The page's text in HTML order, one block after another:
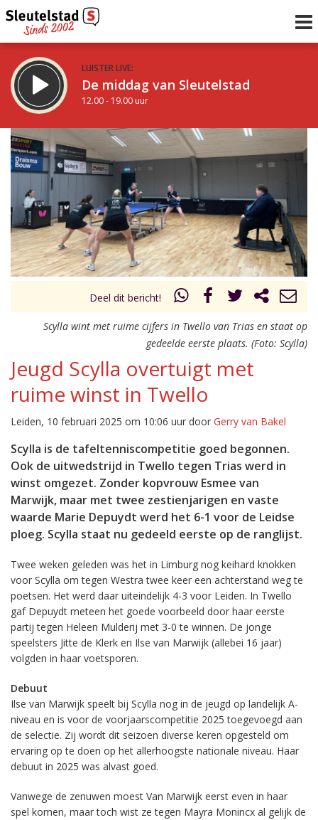
LUISTER LIVE:
De middag van Sleutelstad
12.00 - 19.00 uur
STRAKS:
De avond van Sleutelstad
19.00 - 22.00 uur
Vorig uur
Inklappen
Deel dit bericht!
Scylla wint met ruime cijfers in Twello van Trias en staat op
gedeelde eerste plaats. (Foto: Scylla)
Jeugd Scylla overtuigt met
ruime winst in Twello
Leiden, 10 februari 2025 om 10:06 uur door Gerry van Bakel
Scylla is de tafeltenniscompetitie goed begonnen.
Ook de uitwedstrijd in Twello tegen Trias werd in
winst omgezet. Zonder kopvrouw Esmee van
Marwijk, maar met twee zestienjarigen en vaste
waarde Marie Depuydt werd het 6-1 voor de Leidse
ploeg. Scylla staat nu gedeeld eerste op de ranglijst.
Twee weken geleden was het in Limburg nog keihard knokken
voor Scylla om tegen Westra twee keer een achterstand weg te
poetsen. Het werd daar uiteindelijk 4-3 voor Leiden. In Twello
gaf Depuydt meteen het goede voorbeeld door haar eerste
partij tegen Heleen Mulderij met 3-0 te winnen. De jonge
speelsters Jitte de Klerk en Ilse van Marwijk (allebei 16 jaar)
volgden in haar voetsporen.
Debuut
Ilse van Marwijk speelt bij Scylla nog in de jeugd op landelijk A-
niveau en is voor de voorjaarscompetitie 2025 toegevoegd aan
de selectie. Zij wordt dit seizoen diverse keren opgesteld om
ervaring op te doen op het allerhoogste nationale niveau. Haar
debuut in 2025 was alvast goed.
Vanwege de zenuwen moest Van Marwijk eerst even in haar
spel komen, maar toch wist ze tegen Mayra Monincx al gelijk de